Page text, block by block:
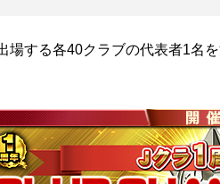
場する各40クラブの代表者1名